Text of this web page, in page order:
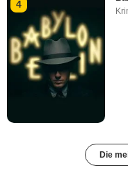
4
Die